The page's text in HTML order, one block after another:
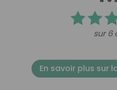
sur 6
En savoir plus sur